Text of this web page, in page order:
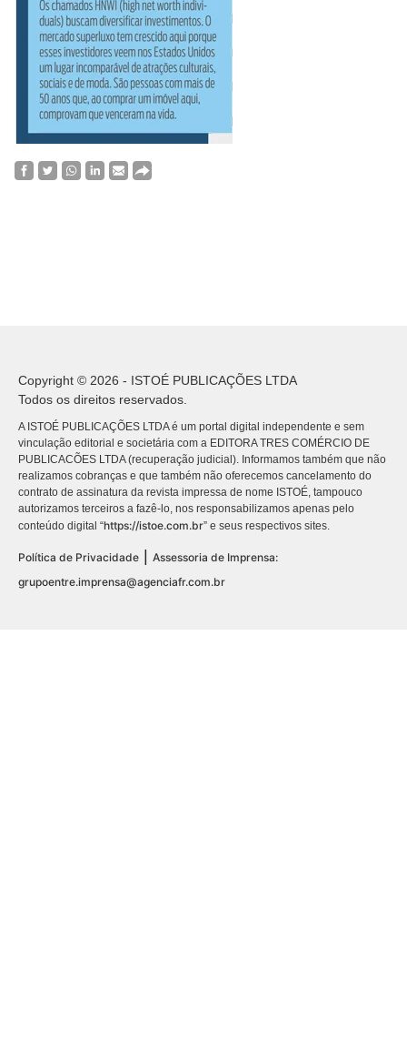
Copyright © 2026 - ISTOÉ PUBLICAÇÕES LTDA
Todos os direitos reservados.
A ISTOÉ PUBLICAÇÕES LTDA é um portal digital independente e sem
vinculação editorial e societária com a EDITORA TRES COMÉRCIO DE
PUBLICACÕES LTDA (recuperação judicial). Informamos também que não
realizamos cobranças e que também não oferecemos cancelamento do
contrato de assinatura da revista impressa de nome ISTOÉ, tampouco
autorizamos terceiros a fazê-lo, nos responsabilizamos apenas pelo
conteúdo digital “https://istoe.com.br” e seus respectivos sites.
Política de Privacidade | Assessoria de Imprensa:
grupoentre.imprensa@agenciafr.com.br